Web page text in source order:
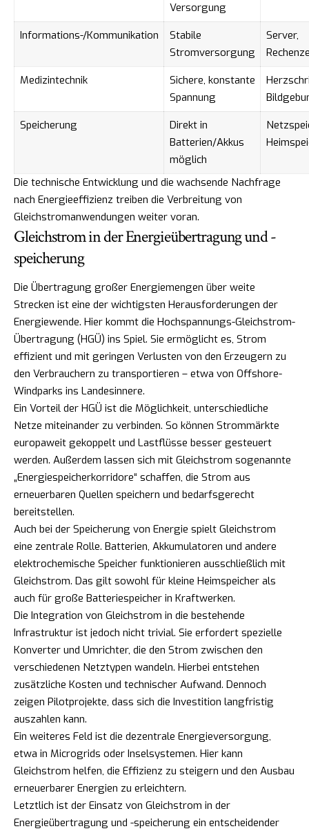
Versorgung
Informations-/Kommunikation
Stabile
Stromversorgung
Server,
Medizintechnik
Sichere, konstante
Spannung
Speicherung
Direkt in
Batterien/Akkus
möglich
Die technische Entwicklung und die wachsende Nachfrage
nach Energieeffizienz treiben die Verbreitung von
Gleichstromanwendungen weiter voran.
Gleichstrom in der Energieübertragung und -
speicherung
Die Übertragung großer Energiemengen über weite
Strecken ist eine der wichtigsten Herausforderungen der
Energiewende. Hier kommt die Hochspannungs-Gleichstrom-
Übertragung (HGÜ) ins Spiel. Sie ermöglicht es, Strom
effizient und mit geringen Verlusten von den Erzeugern zu
den Verbrauchern zu transportieren – etwa von Offshore-
Windparks ins Landesinnere.
Ein Vorteil der HGÜ ist die Möglichkeit, unterschiedliche
Netze miteinander zu verbinden. So können Strommärkte
europaweit gekoppelt und Lastflüsse besser gesteuert
werden. Außerdem lassen sich mit Gleichstrom sogenannte
„Energiespeicherkorridore“ schaffen, die Strom aus
erneuerbaren Quellen speichern und bedarfsgerecht
bereitstellen.
Auch bei der Speicherung von Energie spielt Gleichstrom
eine zentrale Rolle. Batterien, Akkumulatoren und andere
elektrochemische Speicher funktionieren ausschließlich mit
Gleichstrom. Das gilt sowohl für kleine Heimspeicher als
auch für große Batteriespeicher in Kraftwerken.
Die Integration von Gleichstrom in die bestehende
Infrastruktur ist jedoch nicht trivial. Sie erfordert spezielle
Konverter und Umrichter, die den Strom zwischen den
verschiedenen Netztypen wandeln. Hierbei entstehen
zusätzliche Kosten und technischer Aufwand. Dennoch
zeigen Pilotprojekte, dass sich die Investition langfristig
auszahlen kann.
Ein weiteres Feld ist die dezentrale Energieversorgung,
etwa in Microgrids oder Inselsystemen. Hier kann
Gleichstrom helfen, die Effizienz zu steigern und den Ausbau
erneuerbarer Energien zu erleichtern.
Letztlich ist der Einsatz von Gleichstrom in der
Energieübertragung und -speicherung ein entscheidender